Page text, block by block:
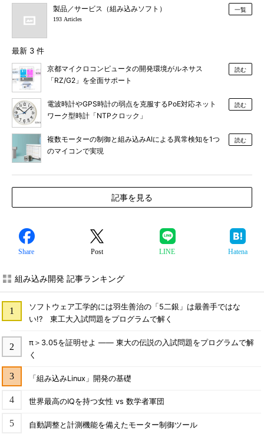
製品／サービス（組み込みソフト）
193 Articles
一覧
最新 3 件
京都マイクロコンピュータの開発環境がルネサス
「RZ/G2」を全面サポート
読む
電波時計やGPS時計の弱点を克服するPoE対応ネット
ワーク型時計「NTPクロック」
読む
複数モーターの制御と組み込みAIによる異常検知を1つ
のマイコンで実現
読む
記事を見る
Share Post LINE Hatena
組み込み開発 記事ランキング
ソフトウェア工学的には羽生善治の「5二銀」は最善手ではな
い!? 東工大入試問題をプログラムで解く
π＞3.05を証明せよ ―― 東大の伝説の入試問題をプログラムで解
く
「組み込みLinux」開発の基礎
世界最高のIQを持つ女性 vs 数学者軍団
自動調整と計測機能を備えたモーター制御ツール